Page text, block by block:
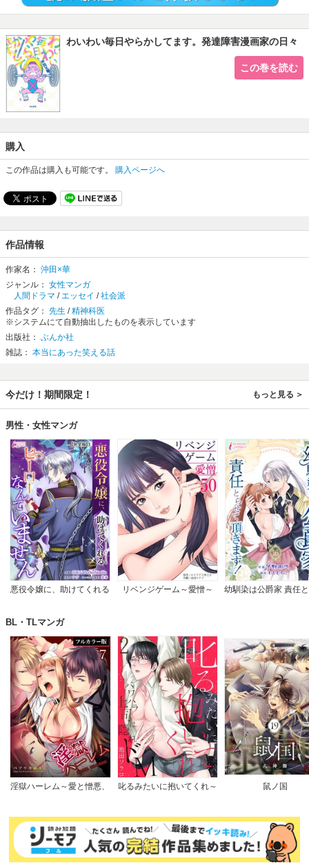
わいわい毎日やらかしてます。発達障害漫画家の日々
この巻を読む
購入
この作品は購入も可能です。 購入ページへ
作品情報
作家名： 沖田×華
ジャンル： 女性マンガ
人間ドラマ /エッセイ /社会派
作品タグ： 先生 /精神科医
※システムにて自動抽出したものを表示しています
出版社： ぶんか社
雑誌： 本当にあった笑える話
今だけ！期間限定！ もっと見る
男性・女性マンガ
悪役令嬢に、助けてくれる
リベンジゲーム～愛憎～
幼馴染は公爵家 責任
BL・TLマンガ
淫獄ハーレム～愛と憎悪、
叱るみたいに抱いてくれ～
鼠ノ国